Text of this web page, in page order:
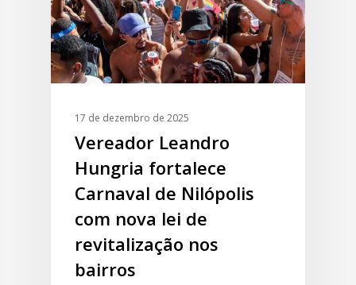
17 de dezembro de 2025
Vereador Leandro
Hungria fortalece
Carnaval de Nilópolis
com nova lei de
revitalização nos
bairros